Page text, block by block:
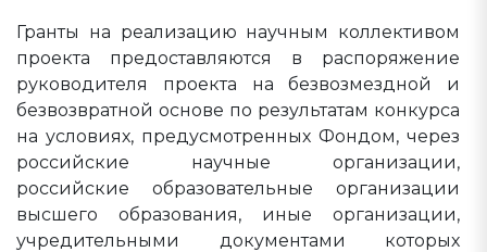
Гранты на реализацию научным коллективом
проекта предоставляются в распоряжение
руководителя проекта на безвозмездной и
безвозвратной основе по результатам конкурса
на условиях, предусмотренных Фондом, через
российские научные организации,
российские образовательные организации
высшего образования, иные организации,
учредительными документами которых